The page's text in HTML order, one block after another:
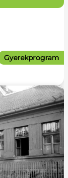
Gyerekprogram